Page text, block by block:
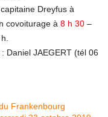
Dreyfus à
covoiturage à 8 h 30 –
Daniel JAEGERT (tél 06